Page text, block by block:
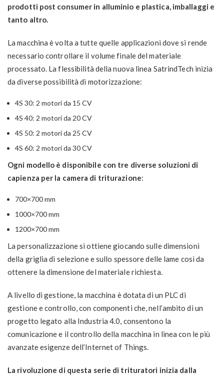
prodotti post consumer in alluminio e plastica, imballaggi e
tanto altro.
La macchina è volta a tutte quelle applicazioni dove si rende
necessario controllare il volume finale del materiale
processato. La flessibilità della nuova linea SatrindTech inizia
da diverse possibilità di motorizzazione:
4S 30: 2 motori da 15 CV
4S 40: 2 motori da 20 CV
4S 50: 2 motori da 25 CV
4S 60: 2 motori da 30 CV
Ogni modello è disponibile con tre diverse soluzioni di
capienza per la camera di triturazione:
700×700 mm
1000×700 mm
1200×700 mm
La personalizzazione si ottiene giocando sulle dimensioni
della griglia di selezione e sullo spessore delle lame così da
ottenere la dimensione del materiale richiesta.
A livello di gestione, la macchina è dotata di un PLC di
gestione e controllo, con componenti che, nell’ambito di un
progetto legato alla Industria 4.0, consentono la
comunicazione e il controllo della macchina in linea con le più
avanzate esigenze dell’Internet of Things.
La rivoluzione di questa serie di trituratori inizia dalla